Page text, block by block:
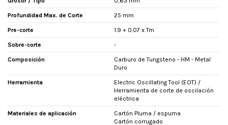
Profundidad Max. de Corte 25 mm
Pre-corte 1.9 + 0.07 x Tm
Sobre-corte -
Composición
Carburo de Tungsteno - HM - Metal
Duro
Herramienta
Electric Oscillating Tool (EOT) /
Herramienta de corte de oscilación
eléctrica
Materiales de aplicación
Cartón Pluma / espuma
Cartón corrugado